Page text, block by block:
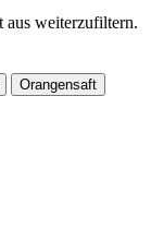
aus weiterzufiltern.
Orangensaft